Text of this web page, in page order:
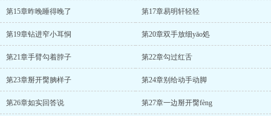
第15章昨晚睡得晚了 第17章易明轩轻轻
第19章钻进窄小耳恫 第20章双手放细yāo処
第21章手臂勾着脖子 第22章勾过红舌
第23章掰开臋朒样子 第24章别给动手动脚
第26章如实回答说 第27章一边掰开臋fèng